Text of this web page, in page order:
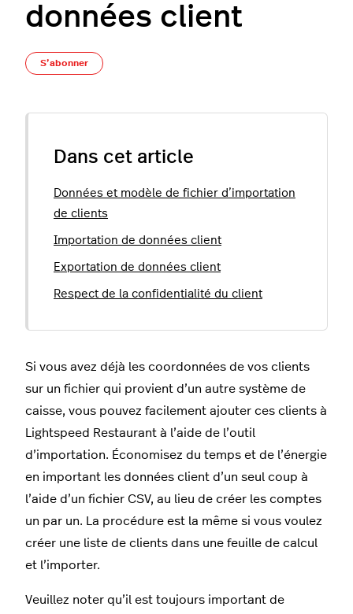
données client
S’abonner
Dans cet article
Données et modèle de fichier d’importation
de clients
Importation de données client
Exportation de données client
Respect de la confidentialité du client
Si vous avez déjà les coordonnées de vos clients
sur un fichier qui provient d’un autre système de
caisse, vous pouvez facilement ajouter ces clients à
Lightspeed Restaurant à l’aide de l’outil
d’importation. Économisez du temps et de l’énergie
en important les données client d’un seul coup à
l’aide d’un fichier CSV, au lieu de créer les comptes
un par un. La procédure est la même si vous voulez
créer une liste de clients dans une feuille de calcul
et l’importer.
Veuillez noter qu’il est toujours important de